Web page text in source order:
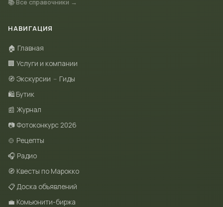
📚 Все справочники →
НАВИГАЦИЯ
🏠 Главная
🏢 Услуги и компании
🧭 Экскурсии – Гиды
🛍 Бутик
📰 Журнал
📷 Фотоконкурс 2026
🍲 Рецепты
🎧 Радио
🧭 Квесты по Марокко
📋 Доска объявлений
💼 Комьюнити-биржа